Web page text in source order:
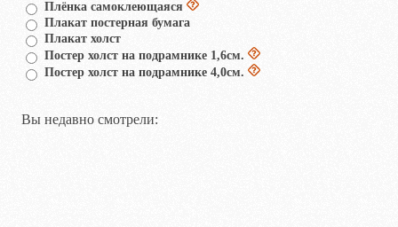
Плёнка самоклеющаяся
Плакат постерная бумага
Плакат холст
Постер холст на подрамнике 1,6см.
Постер холст на подрамнике 4,0см.
Вы недавно смотрели: